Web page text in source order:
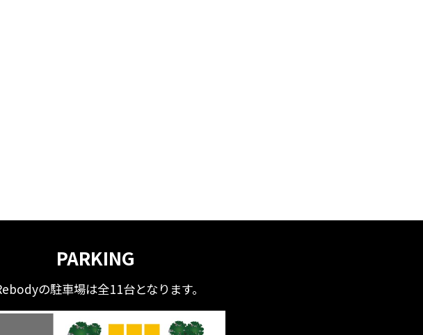
PARKING
の駐車場は全11台となります。